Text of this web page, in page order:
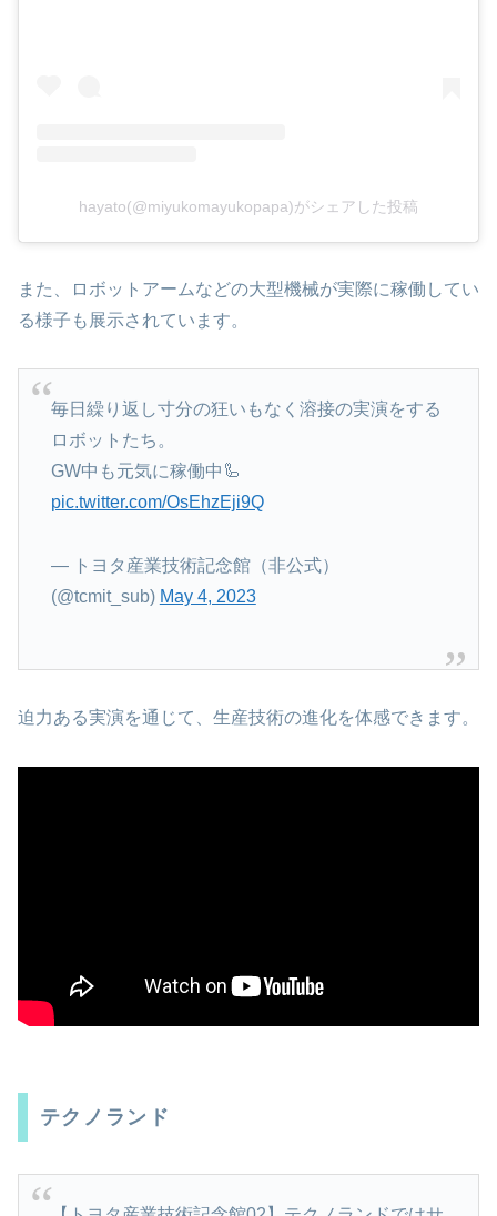
hayato(@miyukomayukopapa)がシェアした投稿
また、ロボットアームなどの大型機械が実際に稼働してい
る様子も展示されています。
毎日繰り返し寸分の狂いもなく溶接の実演をする
ロボットたち。
GW中も元気に稼働中🦾
pic.twitter.com/OsEhzEji9Q
— トヨタ産業技術記念館（非公式）
(@tcmit_sub) May 4, 2023
迫力ある実演を通じて、生産技術の進化を体感できます。
テクノランド